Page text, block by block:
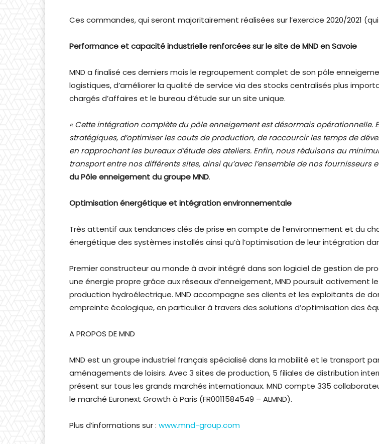
Ces commandes, qui seront majoritairement réalisées sur l’exercice 2020/2021
Performance et capacité industrielle renforcées sur le site de MND en Savoie
MND a finalisé ces derniers mois le regroupement complet de son pôle
logistiques, d’améliorer la qualité de service via des stocks centralisés plus
chargés d’affaires et le bureau d’étude sur un site unique.
« Cette intégration complète du pôle enneigement est désormais opérationnelle.
stratégiques, d’optimiser les couts de production, de raccourcir les temps de
en rapprochant les bureaux d’étude des ateliers. Enfin, nous réduisons au
transport entre nos différents sites, ainsi qu’avec l’ensemble de nos fournisseurs
du Pôle enneigement du groupe MND.
Optimisation énergétique et intégration environnementale
Très attentif aux tendances clés de prise en compte de l’environnement et du
énergétique des systèmes installés ainsi qu’à l’optimisation de leur intégration
Premier constructeur au monde à avoir intégré dans son logiciel de gestion de
une énergie propre grâce aux réseaux d’enneigement, MND poursuit activement
production hydroélectrique. MND accompagne ses clients et les exploitants de
empreinte écologique, en particulier à travers des solutions d’optimisation des
A PROPOS DE MND
MND est un groupe industriel français spécialisé dans la mobilité et le transport
aménagements de loisirs. Avec 3 sites de production, 5 filiales de distribution
présent sur tous les grands marchés internationaux. MND compte 335
le marché Euronext Growth à Paris (FR0011584549 – ALMND).
Plus d’informations sur : www.mnd-group.com